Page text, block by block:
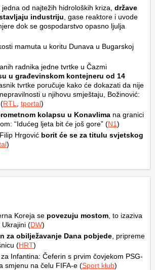
od najtežih hidroloških kriza, države
industriju , gase reaktore i uvode
dok se gospodarstvo opasno ljulja
mamuta u koritu Dunava u Bugarskoj
radnika jedne tvrtke u Čazmi
u građevinskom kontejneru od 14
tvrtke poručuje kako će dokazati da nije
u njihovu smještaju, Božinović:
RTL tportal)
rometnom kolapsu u Konavlima na granici
“Idućeg ljeta bit će još gore” (N1)
Hrgović borit će se za titulu svjetskog
)
Koreja se povezuju mostom , to izaziva
Ukrajini (DW)
za obilježavanje Dana pobjede , pripreme
(HRT)
Infantina: Čeferin s prvim čovjekom PSG-
smjenu na čelu FIFA-e (Sport klub)